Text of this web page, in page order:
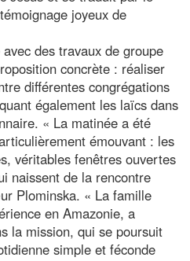
joyeux de
des travaux de groupe
concrète : réaliser
différentes congrégations
également les laïcs dans
« La matinée a été
émouvant : les
véritables fenêtres ouvertes
naissent de la rencontre
Plominska. « La famille
en Amazonie, a
la mission, qui se poursuit
simple et féconde